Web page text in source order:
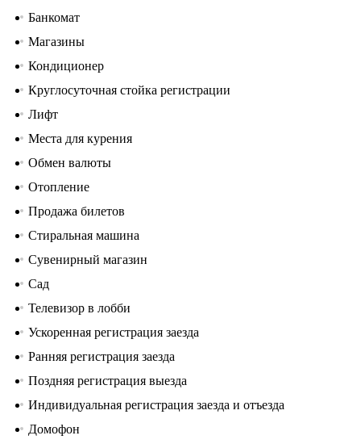
Банкомат
Магазины
Кондиционер
Круглосуточная стойка регистрации
Лифт
Места для курения
Обмен валюты
Отопление
Продажа билетов
Стиральная машина
Сувенирный магазин
Сад
Телевизор в лобби
Ускоренная регистрация заезда
Ранняя регистрация заезда
Поздняя регистрация выезда
Индивидуальная регистрация заезда и отъезда
Домофон